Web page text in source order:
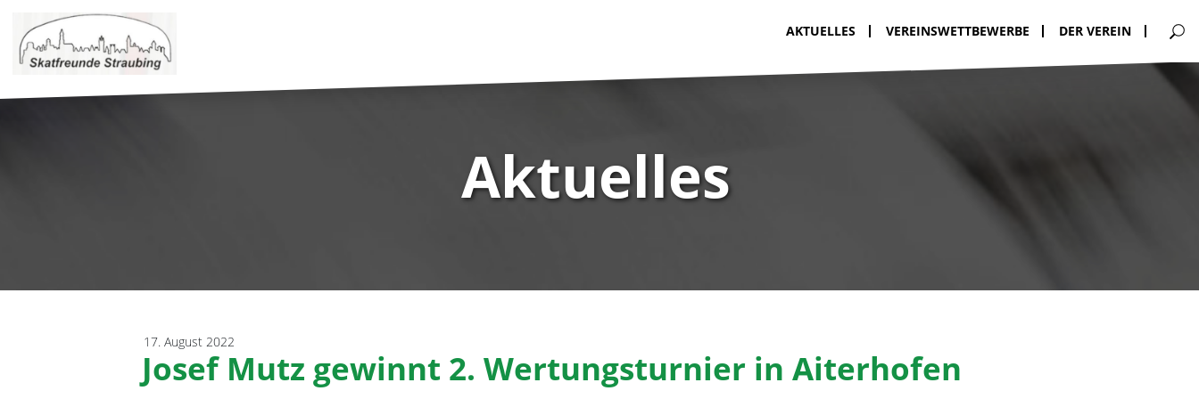
Aktuelles
17. August 2022
Josef Mutz gewinnt 2. Wertungsturnier in Aiterhofen
AKTUELLES VEREINSWETTBEWERBE DER VEREIN